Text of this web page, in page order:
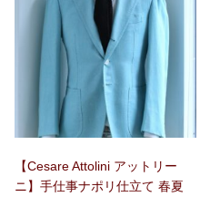
【Cesare Attolini アットリー
ニ】手仕事ナポリ仕立て 春夏